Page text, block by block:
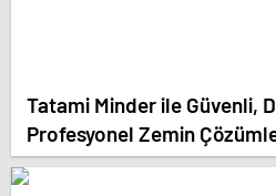
Tatami Minder ile Güvenli,
Profesyonel Zemin